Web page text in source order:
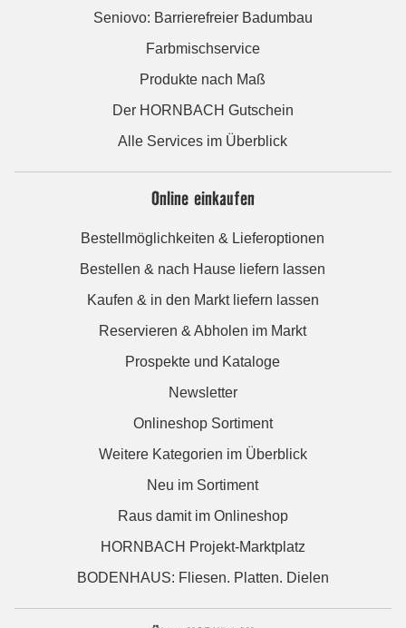
Seniovo: Barrierefreier Badumbau
Farbmischservice
Produkte nach Maß
Der HORNBACH Gutschein
Alle Services im Überblick
Online einkaufen
Bestellmöglichkeiten & Lieferoptionen
Bestellen & nach Hause liefern lassen
Kaufen & in den Markt liefern lassen
Reservieren & Abholen im Markt
Prospekte und Kataloge
Newsletter
Onlineshop Sortiment
Weitere Kategorien im Überblick
Neu im Sortiment
Raus damit im Onlineshop
HORNBACH Projekt-Marktplatz
BODENHAUS: Fliesen. Platten. Dielen